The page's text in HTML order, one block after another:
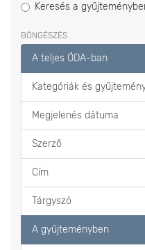
Keresés a
BÖNGÉSZÉS
A teljes ÓDA-ban
Kategóriák és
Megjelenés dátuma
Szerző
Cím
Tárgyszó
A gyűjteményben